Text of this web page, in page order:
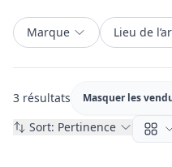
Marque Lieu de
3 résultats Masquer les
Sort: Pertinence